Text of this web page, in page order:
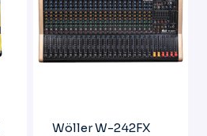
Wöller W-242FX